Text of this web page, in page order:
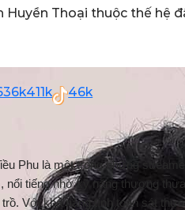
Thoại thuộc thế hệ
411k 46k
Phu là một trong những
nổi tiếng nhờ kỹ năng thượng
trồ. Với khả năng tính toán sát